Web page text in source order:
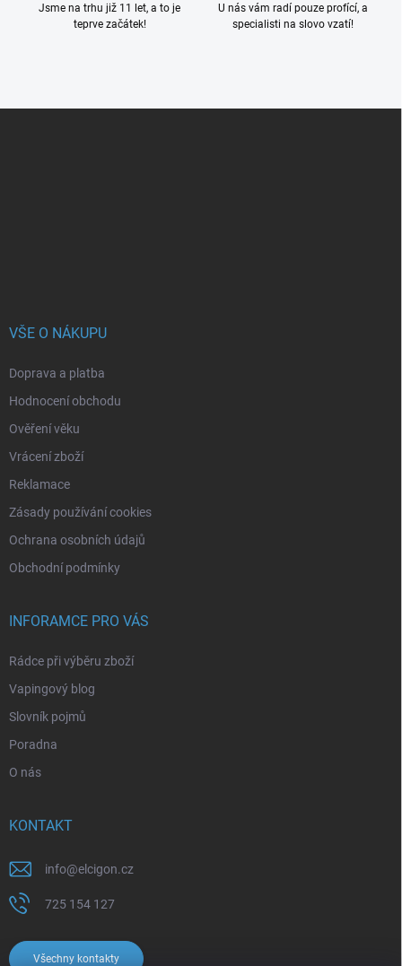
Jsme na trhu již 11 let, a to je
teprve začátek!
U nás vám radí pouze profící, a
specialisti na slovo vzatí!
VŠE O NÁKUPU
Doprava a platba
Hodnocení obchodu
Ověření věku
Vrácení zboží
Reklamace
Zásady používání cookies
Ochrana osobních údajů
Obchodní podmínky
INFORAMCE PRO VÁS
Rádce při výběru zboží
Vapingový blog
Slovník pojmů
Poradna
O nás
KONTAKT
info@elcigon.cz
725 154 127
Všechny kontakty